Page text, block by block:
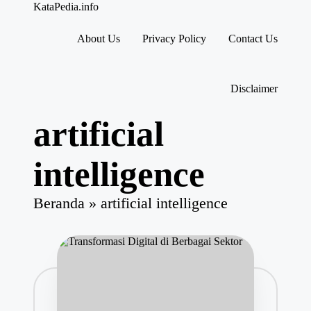
KataPedia.info
About Us Privacy Policy Contact Us
Disclaimer
artificial
intelligence
Beranda » artificial intelligence